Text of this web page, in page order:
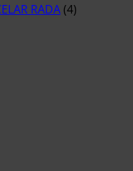
RADA (4)